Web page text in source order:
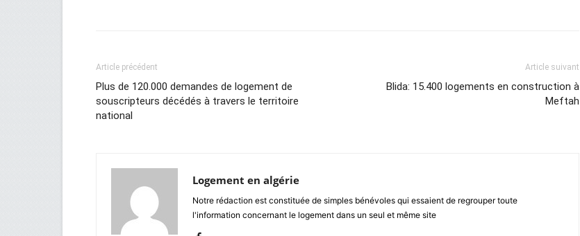
Article précédent
Plus de 120.000 demandes de logement de
souscripteurs décédés à travers le territoire
national
Article suivant
Blida: 15.400 logements en construction à
Meftah
Logement en algérie
Notre rédaction est constituée de simples bénévoles qui essaient de regrouper toute
l'information concernant le logement dans un seul et même site